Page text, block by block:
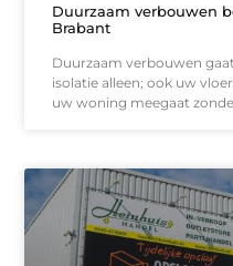
Duurzaam verbouwen
Brabant
Duurzaam verbouwen
isolatie alleen; ook uw
uw woning meegaat